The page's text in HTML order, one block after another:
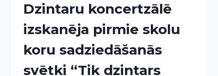
Dzintaru koncertzālē
izskanēja pirmie skolu
koru sadziedāšanās
svētki “Tik dzintars